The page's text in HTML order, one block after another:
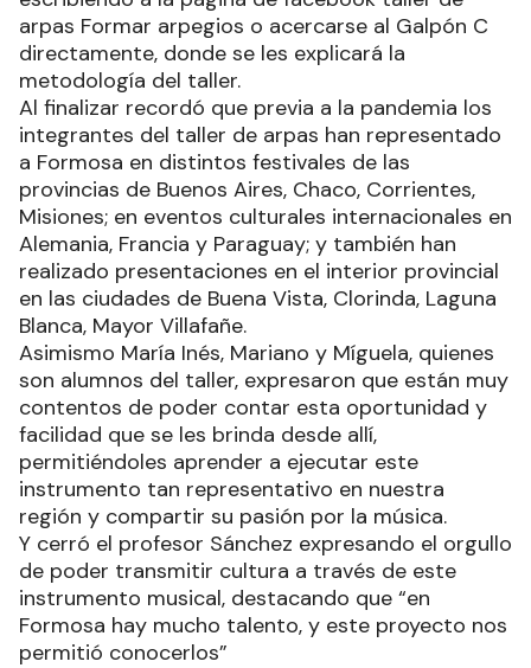
arpas Formar arpegios o acercarse al Galpón C
directamente, donde se les explicará la
metodología del taller.
Al finalizar recordó que previa a la pandemia los
integrantes del taller de arpas han representado
a Formosa en distintos festivales de las
provincias de Buenos Aires, Chaco, Corrientes,
Misiones; en eventos culturales internacionales en
Alemania, Francia y Paraguay; y también han
realizado presentaciones en el interior provincial
en las ciudades de Buena Vista, Clorinda, Laguna
Blanca, Mayor Villafañe.
Asimismo María Inés, Mariano y Míguela, quienes
son alumnos del taller, expresaron que están muy
contentos de poder contar esta oportunidad y
facilidad que se les brinda desde allí,
permitiéndoles aprender a ejecutar este
instrumento tan representativo en nuestra
región y compartir su pasión por la música.
Y cerró el profesor Sánchez expresando el orgullo
de poder transmitir cultura a través de este
instrumento musical, destacando que “en
Formosa hay mucho talento, y este proyecto nos
permitió conocerlos”